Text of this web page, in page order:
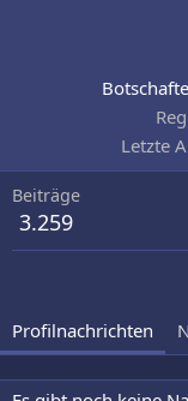
Letzte
Beiträge
3.259
Profilnachrichten